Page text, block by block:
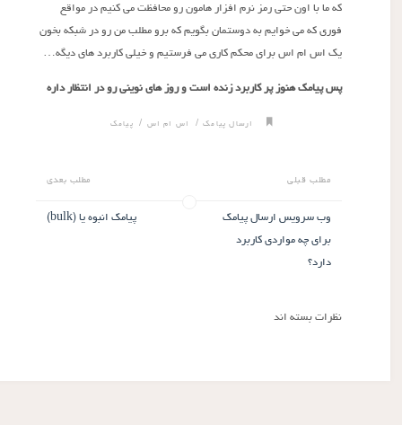
که ما با اون حتی رمز نرم افزار هامون رو محافظت می کنیم در مواقع
فوری که می خوایم به دوستمان بگویم که برو مطلب من رو در شبکه بخون
یک اس ام اس برای محکم کاری می فرستیم و خیلی کاربرد های دیگه…
پس پیامک هنوز پر کاربرد زنده است و روز های نوینی رو در انتظار داره
ارسال پیامک / اس ام اس/ پیامک
مطلب قبلی
وب سرویس ارسال پیامک
برای چه مواردی کاربرد
دارد؟
مطلب بعدی
پیامک انبوه یا (bulk)
نظرات بسته اند